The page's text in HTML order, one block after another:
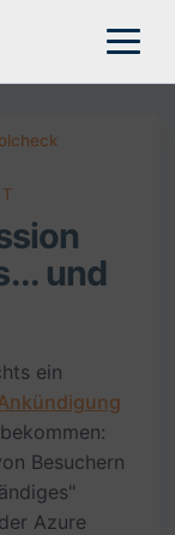
und
ein
Besuchern
Azure